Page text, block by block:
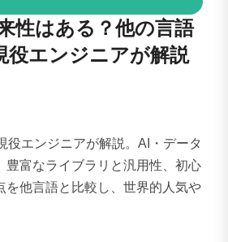
性はある？他の言語
役エンジニアが解説
役エンジニアが解説。AI・データ
豊富なライブラリと汎用性、初心
を他言語と比較し、世界的人気や